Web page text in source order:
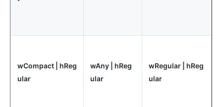
wCompact | hReg
ular
wAny | hReg
ular
wRegular | hReg
ular